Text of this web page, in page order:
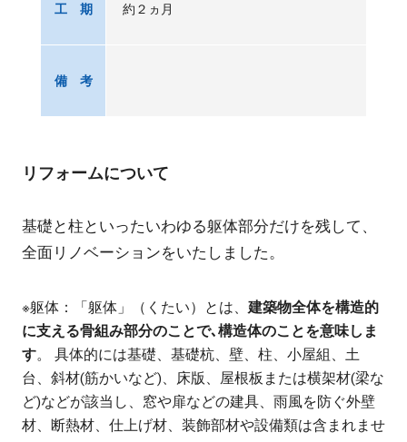
工 期 約２ヵ月
備 考
リフォームについて
基礎と柱といったいわゆる躯体部分だけを残して、
全面リノベーションをいたしました。
※躯体：「躯体」（くたい）とは、 建築物全体を構造的
に支える骨組み部分のことで､構造体のことを意味しま
す。 具体的には基礎、基礎杭、壁、柱、小屋組、土
台、斜材(筋かいなど)、床版、屋根板または横架材(梁な
ど)などが該当し、窓や扉などの建具、雨風を防ぐ外壁
材、断熱材、仕上げ材、装飾部材や設備類は含まれませ